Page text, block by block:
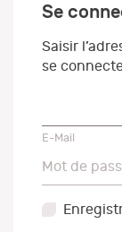
Se
Saisir
se
E-Mail
Mot de passe
Mot de